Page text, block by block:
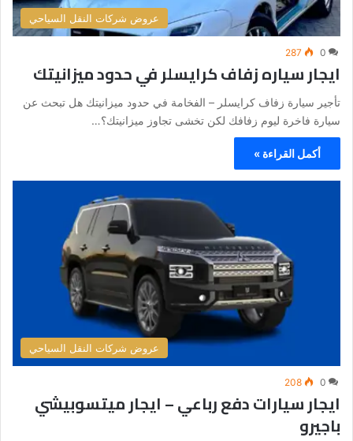
عروض شركات النقل السياحي
0
287
ايجار سياره زفاف كرايسلر في حدود ميزانيتك
تأجير سيارة زفاف كرايسلر – الفخامة في حدود ميزانيتك هل تبحث عن
سيارة فاخرة ليوم زفافك لكن تخشى تجاوز ميزانيتك؟…
أكمل القراءة »
عروض شركات النقل السياحي
0
208
ايجار سيارات دفع رباعي – ايجار ميتسوبيشي
باجيرو